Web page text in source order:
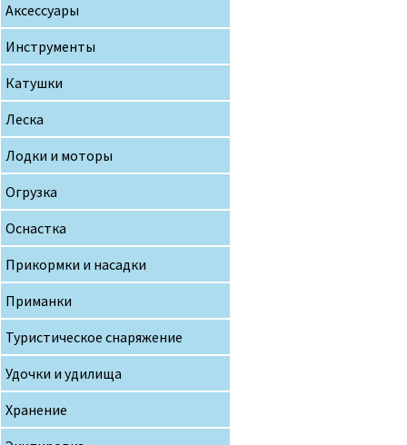
Аксессуары
Инструменты
Катушки
Леска
Лодки и моторы
Огрузка
Оснастка
Прикормки и насадки
Приманки
Туристическое снаряжение
Удочки и удилища
Хранение